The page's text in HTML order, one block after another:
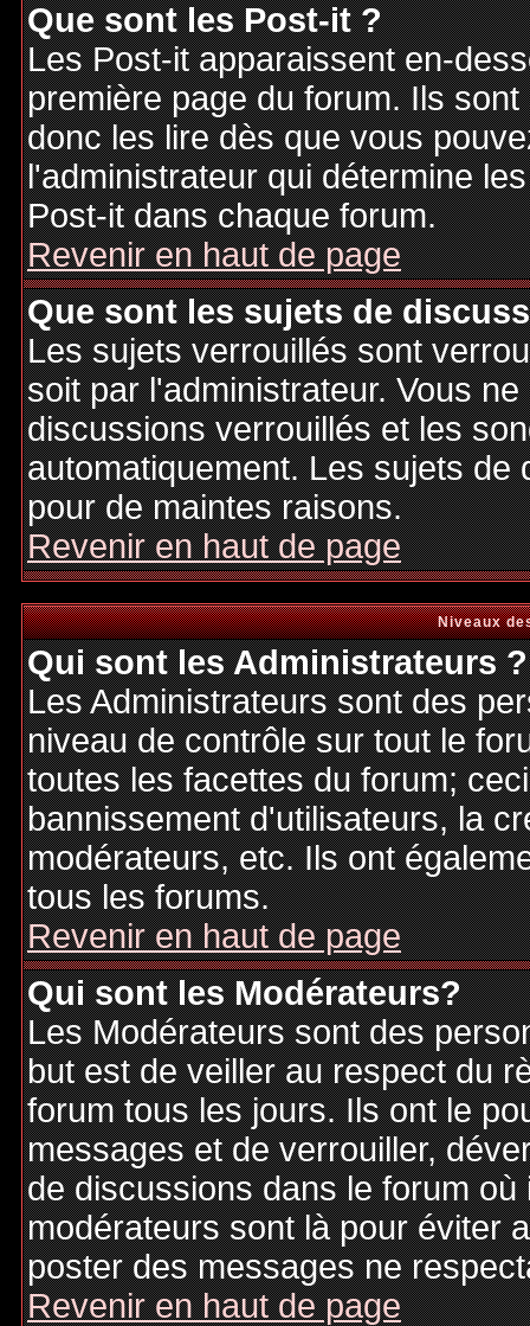
Que sont les Post-it ?
Les Post-it apparaissent en-
première page du forum. Ils
donc les lire dès que vous
l'administrateur qui détermine
Post-it dans chaque forum.
Revenir en haut de page
Que sont les sujets de
Les sujets verrouillés sont
soit par l'administrateur. Vous
discussions verrouillés et les
automatiquement. Les sujets
pour de maintes raisons.
Revenir en haut de page
Niveaux
Qui sont les Administrateurs ?
Les Administrateurs sont des
niveau de contrôle sur tout le
toutes les facettes du forum;
bannissement d'utilisateurs, la
modérateurs, etc. Ils ont
tous les forums.
Revenir en haut de page
Qui sont les Modérateurs?
Les Modérateurs sont des
but est de veiller au respect du
forum tous les jours. Ils ont le
messages et de verrouiller,
de discussions dans le forum
modérateurs sont là pour éviter
poster des messages ne
Revenir en haut de page